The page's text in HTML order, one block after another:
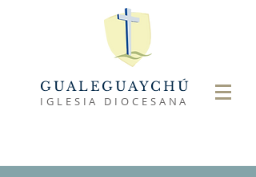
GUALEGUAYCHÚ
IGLESIA DIOCESANA